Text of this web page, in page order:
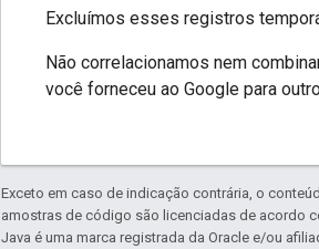
Excluímos esses registros
Não correlacionamos nem
você forneceu ao Google para
Exceto em caso de indicação contrária, o
amostras de código são licenciadas de acordo
Java é uma marca registrada da Oracle e/ou